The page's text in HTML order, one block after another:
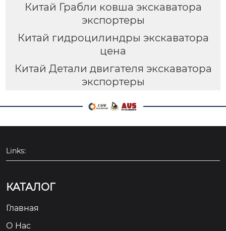
Китай Грабли ковша экскаватора
экспортеры
Китай гидроцилиндры экскаватора
цена
Китай Детали двигателя экскаватора
экспортеры
Links:
КАТАЛОГ
Главная
О Hас